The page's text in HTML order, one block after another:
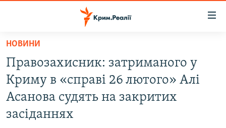
Перейти
основного
матеріалу
Перейти
до
основної
ВОДА.КРИМ
ВІДЕО ТА ФОТО
ПОЛІТИКА
НОВИНИ
Правозахисник: затриманого у
Криму в «справі 26 лютого» Алі
Асанова судять на закритих
засіданнях